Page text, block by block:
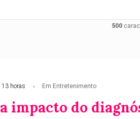
500
13 horas Em Entretenimento
impacto do